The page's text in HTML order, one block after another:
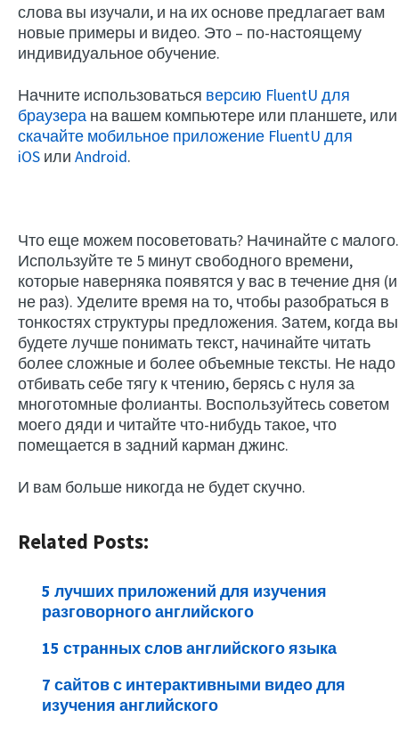
слова вы изучали, и на их основе предлагает вам
новые примеры и видео. Это – по-настоящему
индивидуальное обучение.
Начните использоваться версию FluentU для
браузера на вашем компьютере или планшете, или
скачайте мобильное приложение FluentU для
iOS или Android.
Что еще можем посоветовать? Начинайте с малого.
Используйте те 5 минут свободного времени,
которые наверняка появятся у вас в течение дня (и
не раз). Уделите время на то, чтобы разобраться в
тонкостях структуры предложения. Затем, когда вы
будете лучше понимать текст, начинайте читать
более сложные и более объемные тексты. Не надо
отбивать себе тягу к чтению, берясь с нуля за
многотомные фолианты. Воспользуйтесь советом
моего дяди и читайте что-нибудь такое, что
помещается в задний карман джинс.
И вам больше никогда не будет скучно.
Related Posts:
5 лучших приложений для изучения
разговорного английского
15 странных слов английского языка
7 сайтов с интерактивными видео для
изучения английского